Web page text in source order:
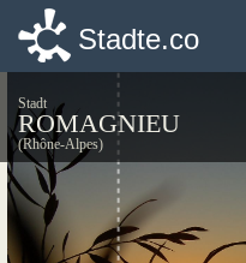
Stadte.co
Stadt
ROMAGNIEU
(Rhône-Alpes)
Stadte.co